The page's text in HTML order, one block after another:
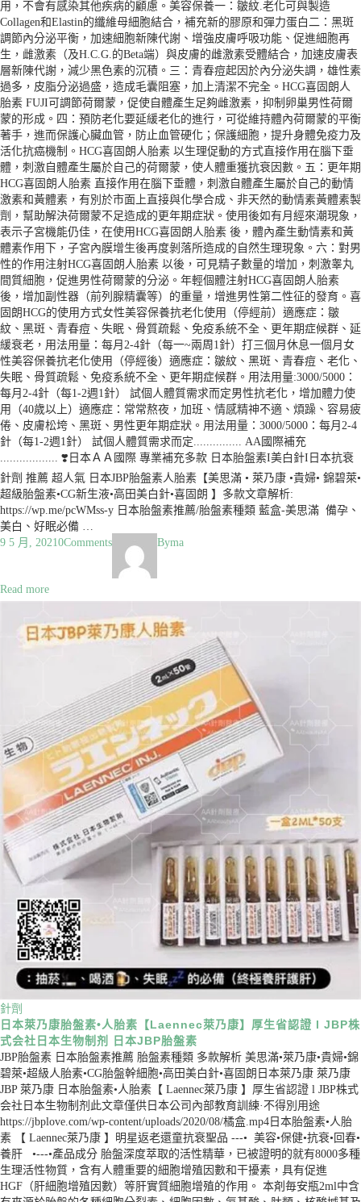
用，不會有感染其他疾病的顧慮。美容保養一：皺紋.老化可與製造
Collagen和Elastin的纖維母細胞結合，補充新的膠原和彈力蛋白二：黑斑
調節內分泌平衡，加速細胞新陳代謝、增強皮膚呼吸功能、促進細胞再
生，雌激素（及H.C.G.的Beta端）與皮膚的雌激素受體結合，加速皮膚表
層新陳代謝，減少黑色素的沉積。三：青春痘起因於內分泌失調，雄性素
過多，皮脂分泌過盛，造成毛囊阻塞，加上清潔不完全。HCG喜固朗人
胎素 FUJI可調節荷爾蒙，促使自體產生足夠雌激素，抑制卵巢男性荷爾
蒙的形成。四：預防老化要延緩老化的進行，可從維持體內荷爾蒙的平衡
著手，進而保護心臟血管，防止血管硬化；保護細胞，提升身體免疫力及
活化抗癌機制。HCG喜固朗人胎素 以生理促動的方式直接作用在腦下垂
體，刺激自體產生屬於自己的荷爾蒙，使人體重獲抗衰因數。五：更年期
HCG喜固朗人胎素 直接作用在腦下垂體，刺激自體產生屬於自己的動情
激素和黃體素，有別於市面上直接與化學合成、非天然的動情素黃體素製
劑，幫助解決荷爾蒙不足造成的更年期症狀。使用後如有月經來潮現象，
表示子宮機能仍佳，在使用HCG喜固朗人胎素 後，體內產生動情素和黃
體素作用下，子宮內膜增生後再度剝落所造成的自然生理現象。六：對男
性的作用注射HCG喜固朗人胎素 以後，可見精子數量的增加，刺激睾丸
間質細胞，促進男性荷爾蒙的分泌。年輕個體注射HCG喜固朗人胎素
後，增加副性器（前列腺精囊等）的重量，增進男性第二性征的發育。喜
固朗HCG的使用方式女性美容保養抗老化使用（停經前）適應症：皺
紋、黑斑、青春痘、失眠、骨質疏鬆、免疫系統不全、更年期症候群、延
緩衰老，用法用量：每月2-4針（每一~兩周1針）打三個月休息一個月女
性美容保養抗老化使用（停經後）適應症：皺紋、黑斑、青春痘、老化、
失眠、骨質疏鬆、免疫系統不全、更年期症候群。用法用量:3000/5000：
每月2-4針（每1-2週1針） 試個人體質需求而定男性抗老化，增加體力使
用（40歲以上）適應症：常常熬夜，加班、情感精神不適、煩躁、容易疲
倦、皮膚松垮、黑斑、男性更年期症狀。用法用量：3000/5000：每月2-4
針（每1-2週1針） 試個人體質需求而定............... AA國際補充
.................. ❣️日本ＡＡ國際 專業補充多款 日本胎盤素I美白針I日本抗衰
針劑 推薦 超人氣 日本JBP胎盤素人胎素【美思滿 • 萊乃康 •貴婦• 錦碧萊•
超級胎盤素•CG新生液•高田美白針•喜固朗 】多款文章解析:
https://wp.me/pcWMss-y 日本胎盤素推薦/胎盤素種類 藍盒-美思滿 備孕、
美白、好眠必備 …
9 5 月, 2021 0Comments Byma
Read more
針劑
日本萊乃康胎盤素•人胎素【Laennec萊乃康】厚生省認證 l JBP株
式会社日本生物制剂 日本JBP胎盤素
JBP胎盤素 日本胎盤素推薦 胎盤素種類 多款解析 美思滿•萊乃康•貴婦•錦
碧萊•超級人胎素•CG胎盤幹細胞•高田美白針•喜固朗日本萊乃康 萊乃康
JBP 萊乃康 日本胎盤素•人胎素【 Laennec萊乃康 】厚生省認證 l JBP株式
会社日本生物制剂此文章僅供日本公司內部教育訓練·不得別用途
https://jbplove.com/wp-content/uploads/2020/08/橘盒.mp4日本胎盤素•人胎
素 【 Laennec萊乃康 】明星返老還童抗衰聖品 ---• 美容•保健•抗衰•回春•
養肝 •---•產品成分 胎盤深度萃取的活性精華，已被證明的就有8000多種
生理活性物質，含有人體重要的細胞增殖因數和干擾素，具有促進
HGF（肝細胞增殖因數）等肝實質細胞增殖的作用。 本剤毎安瓶2ml中含